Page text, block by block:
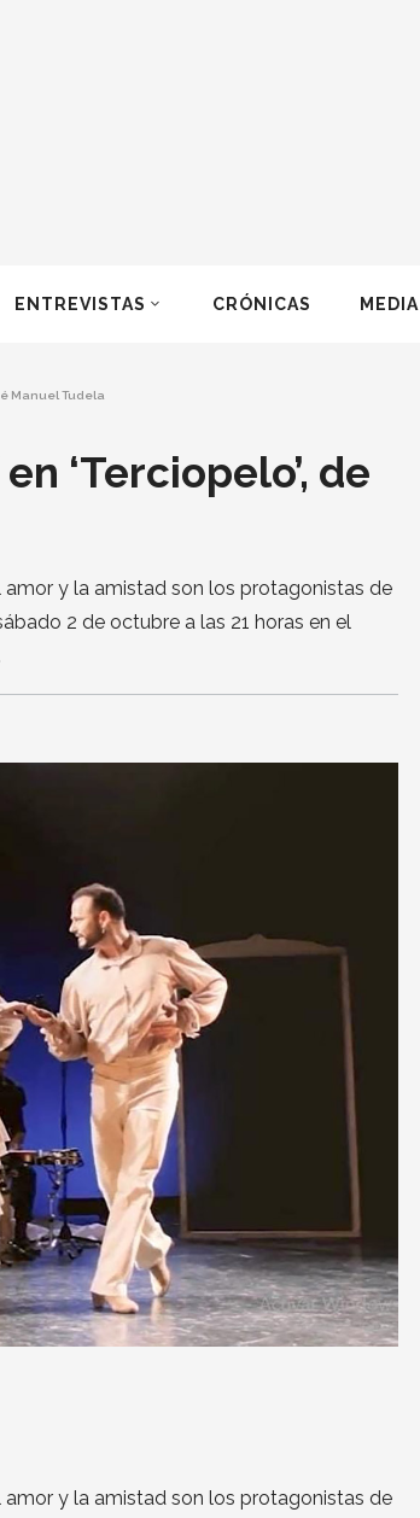
ENTREVISTAS CRÓNICAS MEDIA
Manuel Tudela
‘Terciopelo’, de
amor y la amistad son los protagonistas de
2 de octubre a las 21 horas en el
amor y la amistad son los protagonistas de